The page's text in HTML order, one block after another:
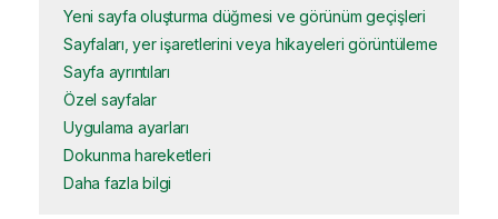
Yeni sayfa oluşturma düğmesi ve görünüm geçişleri
Sayfaları, yer işaretlerini veya hikayeleri görüntüleme
Sayfa ayrıntıları
Özel sayfalar
Uygulama ayarları
Dokunma hareketleri
Daha fazla bilgi